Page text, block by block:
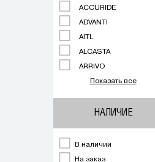
ACCURIDE
ADVANTI
AITL
ALCASTA
ARRIVO
Показать все
НАЛИЧИЕ
В наличии
На заказ